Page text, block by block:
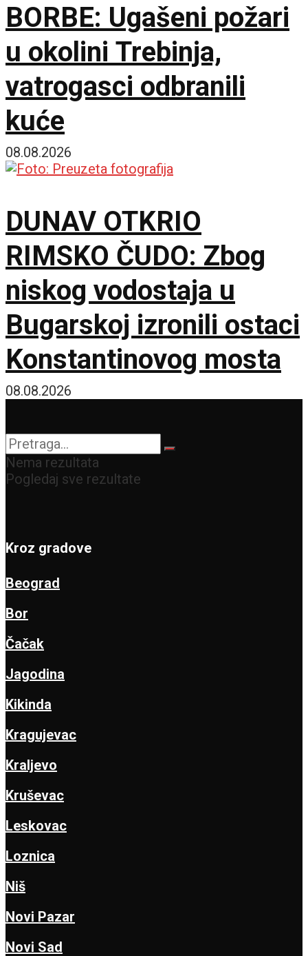
BORBE: Ugašeni požari
u okolini Trebinja,
vatrogasci odbranili
kuće
08.08.2026
DUNAV OTKRIO
RIMSKO ČUDO: Zbog
niskog vodostaja u
Bugarskoj izronili ostaci
Konstantinovog mosta
08.08.2026
Nema rezultata
Pogledaj sve rezultate
Kroz gradove
Beograd
Bor
Čačak
Jagodina
Kikinda
Kragujevac
Kraljevo
Kruševac
Leskovac
Loznica
Niš
Novi Pazar
Novi Sad